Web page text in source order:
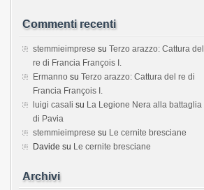
Commenti recenti
stemmieimprese su Terzo arazzo: Cattura del
re di Francia François I.
Ermanno su Terzo arazzo: Cattura del re di
Francia François I.
luigi casali su La Legione Nera alla battaglia
di Pavia
stemmieimprese su Le cernite bresciane
Davide su Le cernite bresciane
Archivi